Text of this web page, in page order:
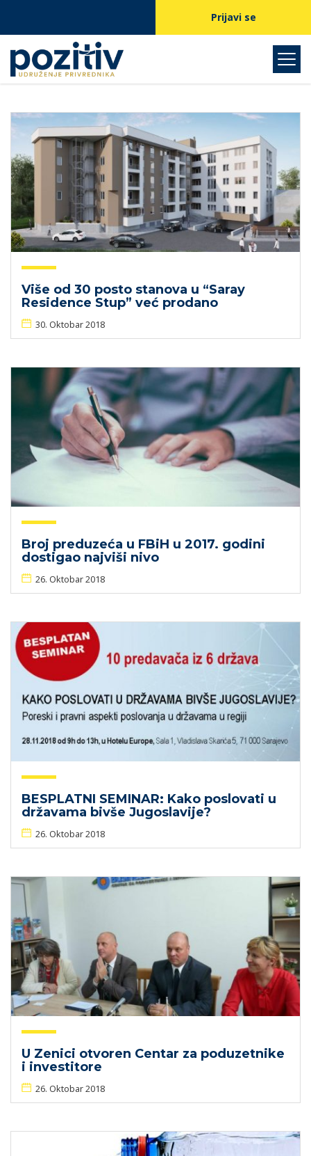
Prijavi se
Više od 30 posto stanova u “Saray
Residence Stup” već prodano
30. Oktobar 2018
Broj preduzeća u FBiH u 2017. godini
dostigao najviši nivo
26. Oktobar 2018
BESPLATNI SEMINAR: Kako poslovati u
državama bivše Jugoslavije?
26. Oktobar 2018
U Zenici otvoren Centar za poduzetnike
i investitore
26. Oktobar 2018